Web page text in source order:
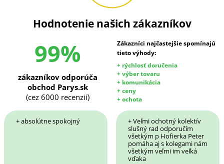
Hodnotenie našich zákazníkov
99%
Zákazníci najčastejšie spomínajú
tieto výhody:
+ rýchlosť doručenia
+ výber tovaru
+ komunikácia
+ ceny
+ ochota
zákazníkov odporúča
obchod Parys.sk
(cez 6000 recenzií)
+ absolútne spokojný
+ Veľmi ochotný kolektív
slušný rad odporučím
všetkým p Hofierka Peter
pomáha aj s kolegami nám
všetkým veľmi im veľká
vďaka